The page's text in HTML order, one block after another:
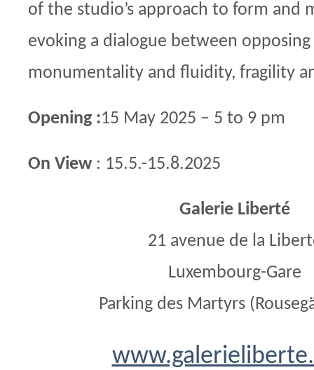
of the studio’s approach to form and
evoking a dialogue between opposing
monumentality and fluidity, fragility
Opening :15 May 2025 – 5 to 9 pm
On View : 15.5.-15.8.2025
Galerie Liberté
21 avenue de la
Luxembourg-Gare
Parking des Martyrs